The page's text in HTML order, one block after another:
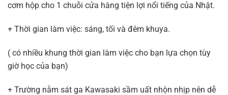
cơm hộp cho 1 chuỗi cửa hàng tiện lợi nổi tiếng của Nhật.
+ Thời gian làm việc: sáng, tối và đêm khuya.
( có nhiều khung thời gian làm việc cho bạn lựa chọn tùy
giờ học của bạn)
+ Trường nằm sát ga Kawasaki sầm uất nhộn nhịp nên dễ